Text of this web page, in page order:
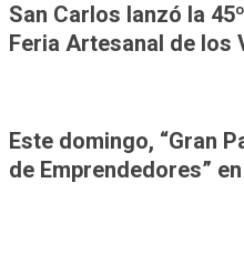
San Carlos lanzó la
Feria Artesanal de los
Este domingo, “Gran
de Emprendedores”